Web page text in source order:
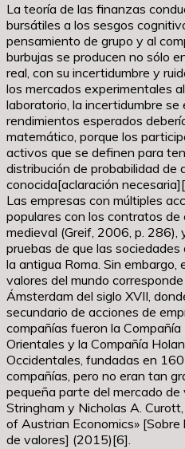
La teoría de las finanzas
bursátiles a los sesgos
pensamiento de grupo y al
burbujas se producen no sólo
real, con su incertidumbre y
los mercados experimentales
laboratorio, la incertidumbre se
rendimientos esperados
matemático, porque los
activos que se definen para
distribución de probabilidad de
conocida[aclaración
Las empresas con múltiples
populares con los contratos de
medieval (Greif, 2006, p.
pruebas de que las
la antigua Roma. Sin embargo,
valores del mundo
Ámsterdam del siglo XVII,
secundario de acciones de
compañías fueron la
Orientales y la Compañía
Occidentales, fundadas en
compañías, pero no eran tan
pequeña parte del mercado de
Stringham y Nicholas A.
of Austrian Economics»
de valores] (2015)[6].